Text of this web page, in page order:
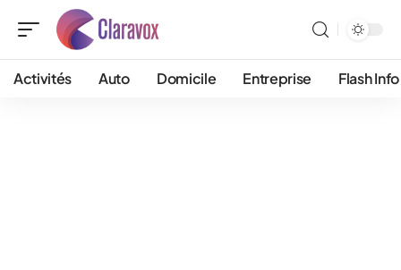
Activités Auto Domicile Entreprise Flash Info